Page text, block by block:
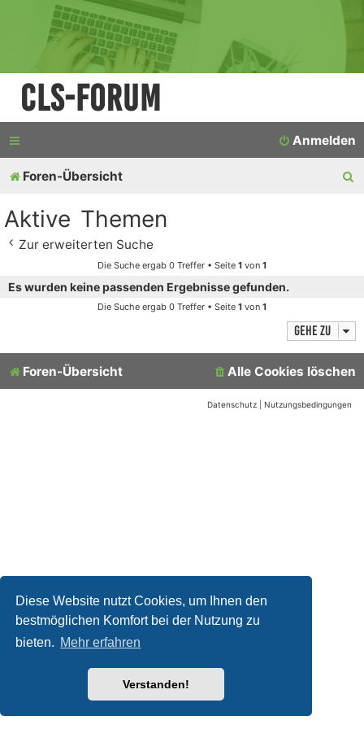
Diese Website nutzt Cookies, um Ihnen den
bestmöglichen Komfort bei der Nutzung zu
bieten. Mehr erfahren
Verstanden!
CLS-Forum
Anmelden
Foren-Übersicht
Aktive Themen
Zur erweiterten Suche
Die Suche ergab 0 Treffer • Seite 1 von 1
Es wurden keine passenden Ergebnisse gefunden.
Die Suche ergab 0 Treffer • Seite 1 von 1
Gehe zu
Foren-Übersicht Alle Cookies löschen
Datenschutz Nutzungsbedingungen